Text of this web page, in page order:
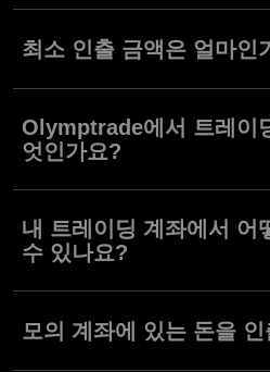
하실 수 있습니다.
최소 인출 금액은 얼마인
Olymptrade에서 트레이
엇인가요?
이스와 다양한 트레이딩 도구 및 상
Olymptrade는 트레이딩을 재미있
주는 온라인 활동들을 정기적으로 개
내 트레이딩 계좌에서 어
수 있나요?
선택하세요. 인출 금액을 입력한 후
트레이딩 계좌에서 자금을 인출하고
영됩니다. 잔고는 터미널 우측 상단
모의 계좌에 있는 돈을